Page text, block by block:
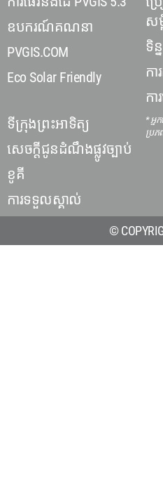
ឧបករណ៍គណនា
PVGIS.COM
Eco Solar Friendly
ទីក្រុងព្រះអាទិត្យ
សេចក្តីជូនដំណឹងផ្លូវច្បាប់
ខូគី
ការទទួលស្គាល់
សម្
ទិ
ក
ក
* អ្ន
ប្រភ
©